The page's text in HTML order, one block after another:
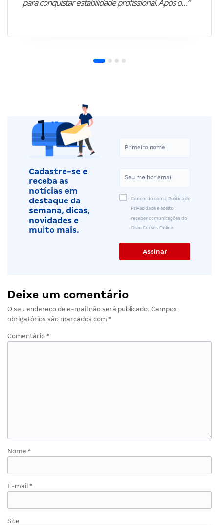
para conquistar estabilidade profissional. Após o…”
Cadastre-se e
receba as
notícias em
destaque da
semana, dicas,
novidades e
muito mais.
Concordo com a Política de
Privacidade e aceito
receber comunicações do
Gran Cursos Online.
Deixe um comentário
O seu endereço de e-mail não será publicado. Campos
obrigatórios são marcados com *
Comentário *
Nome *
E-mail *
Site